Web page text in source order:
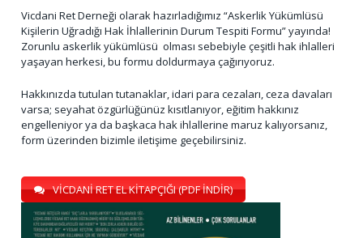
Vicdani Ret Derneği olarak hazırladığımız “Askerlik Yükümlüsü
Kişilerin Uğradığı Hak İhlallerinin Durum Tespiti Formu” yayında!
Zorunlu askerlik yükümlüsü olması sebebiyle çeşitli hak ihlalleri
yaşayan herkesi, bu formu doldurmaya çağırıyoruz.
Hakkınızda tutulan tutanaklar, idari para cezaları, ceza davaları
varsa; seyahat özgürlüğünüz kısıtlanıyor, eğitim hakkınız
engelleniyor ya da başkaca hak ihlallerine maruz kalıyorsanız,
form üzerinden bizimle iletişime geçebilirsiniz.
VİCDANİ RET EL KİTAPÇIĞI (PDF İNDİR)